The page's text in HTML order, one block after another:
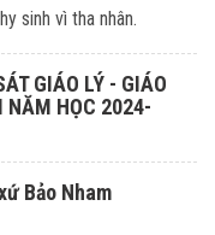
sinh vì tha nhân.
GIÁO LÝ - GIÁO
NĂM HỌC 2024-
Bảo Nham